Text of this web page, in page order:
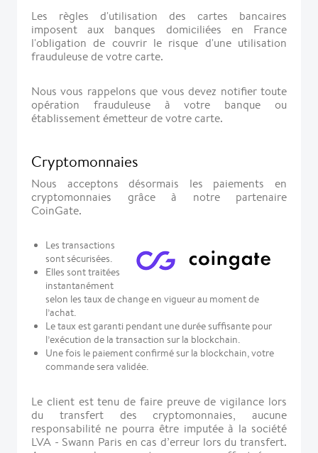
Les règles d'utilisation des cartes bancaires
imposent aux banques domiciliées en France
l'obligation de couvrir le risque d'une utilisation
frauduleuse de votre carte.
Nous vous rappelons que vous devez notifier toute
opération frauduleuse à votre banque ou
établissement émetteur de votre carte.
Cryptomonnaies
Nous acceptons désormais les paiements en
cryptomonnaies grâce à notre partenaire
CoinGate.
Les transactions
sont sécurisées.
Elles sont traitées
instantanément
selon les taux de change en vigueur au moment de
l’achat.
Le taux est garanti pendant une durée suffisante pour
l’exécution de la transaction sur la blockchain.
Une fois le paiement confirmé sur la blockchain, votre
commande sera validée.
Le client est tenu de faire preuve de vigilance lors
du transfert des cryptomonnaies, aucune
responsabilité ne pourra être imputée à la société
LVA - Swann Paris en cas d’erreur lors du transfert.